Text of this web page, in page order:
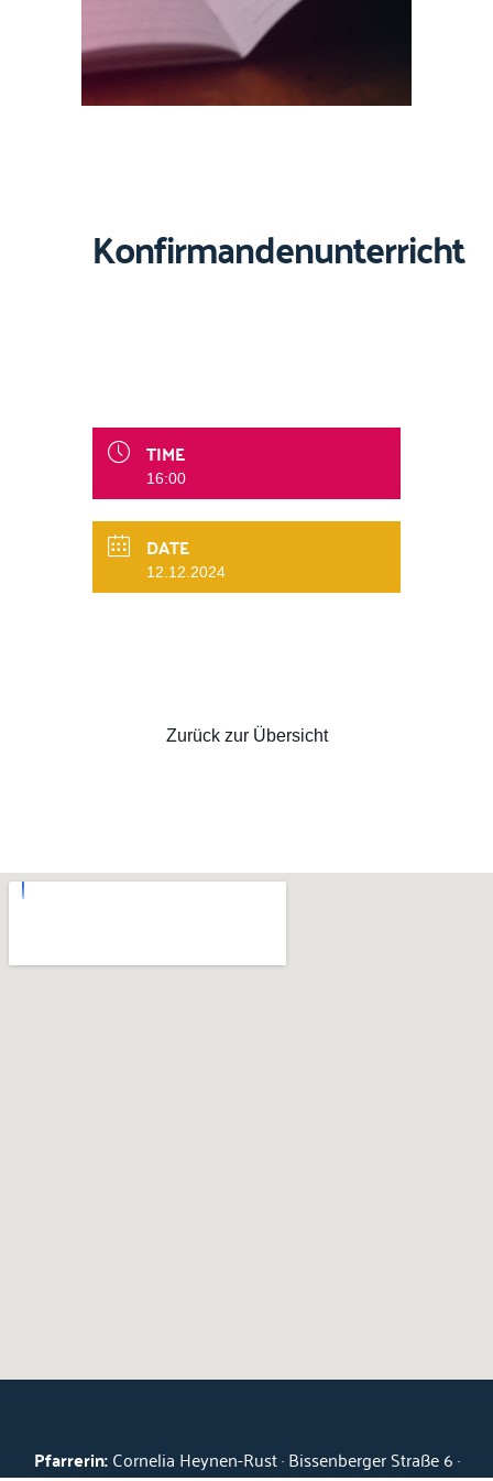
Konfirmandenunterricht
TIME
16:00
DATE
12.12.2024
Zurück zur Übersicht
Pfarrerin:Cornelia Heynen-Rust · Bissenberger Straße 6 ·